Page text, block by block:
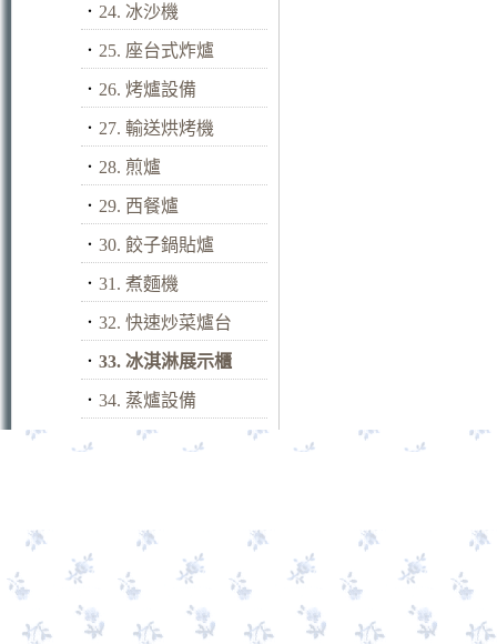
． 24. 冰沙機
． 25. 座台式炸爐
． 26. 烤爐設備
． 27. 輸送烘烤機
． 28. 煎爐
． 29. 西餐爐
． 30. 餃子鍋貼爐
． 31. 煮麵機
． 32. 快速炒菜爐台
． 33. 冰淇淋展示櫃
． 34. 蒸爐設備